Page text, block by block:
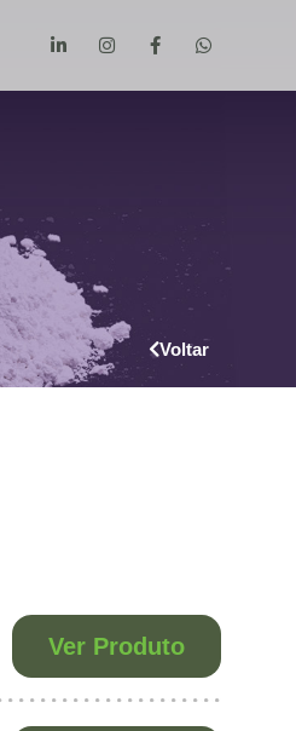
Voltar
Ver Produto